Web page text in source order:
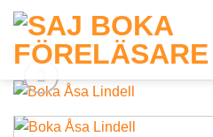
Skip
content